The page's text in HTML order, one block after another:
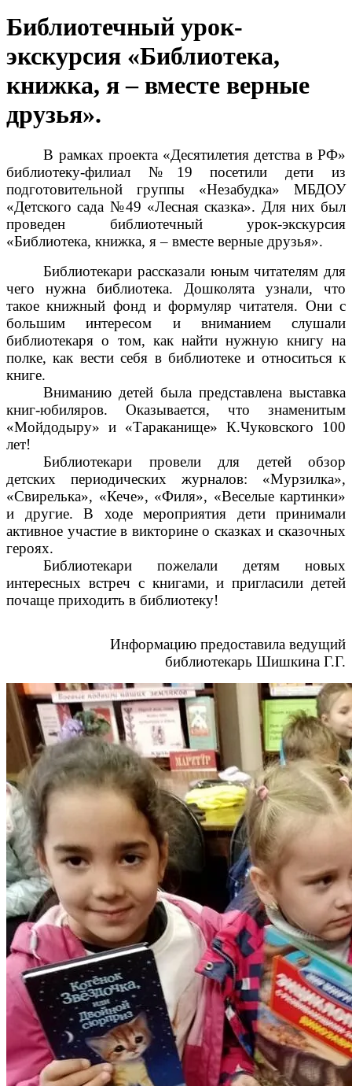
Библиотечный урок-
экскурсия «Библиотека,
книжка, я – вместе верные
друзья».
В рамках проекта «Десятилетия детства в РФ»
библиотеку-филиал №19 посетили дети из
подготовительной группы «Незабудка» МБДОУ
«Детского сада №49 «Лесная сказка». Для них был
проведен библиотечный урок-экскурсия
«Библиотека, книжка, я – вместе верные друзья».
Библиотекари рассказали юным читателям для
чего нужна библиотека. Дошколята узнали, что
такое книжный фонд и формуляр читателя. Они с
большим интересом и вниманием слушали
библиотекаря о том, как найти нужную книгу на
полке, как вести себя в библиотеке и относиться к
книге.
Вниманию детей была представлена выставка
книг-юбиляров. Оказывается, что знаменитым
«Мойдодыру» и «Тараканище» К.Чуковского 100
лет!
Библиотекари провели для детей обзор
детских периодических журналов: «Мурзилка»,
«Свирелька», «Кече», «Филя», «Веселые картинки»
и другие. В ходе мероприятия дети принимали
активное участие в викторине о сказках и сказочных
героях.
Библиотекари пожелали детям новых
интересных встреч с книгами, и пригласили детей
почаще приходить в библиотеку!
Информацию предоставила ведущий
библиотекарь Шишкина Г.Г.